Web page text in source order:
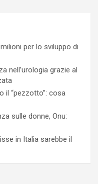
per lo sviluppo di
nell’urologia grazie al
il “pezzotto”: cosa
sulle donne, Onu:
in Italia sarebbe il